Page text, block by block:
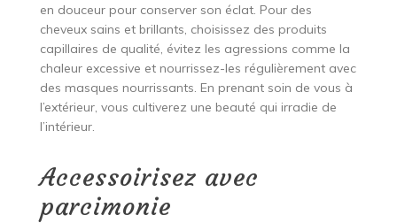
en douceur pour conserver son éclat. Pour des
cheveux sains et brillants, choisissez des produits
capillaires de qualité, évitez les agressions comme la
chaleur excessive et nourrissez-les régulièrement avec
des masques nourrissants. En prenant soin de vous à
l’extérieur, vous cultiverez une beauté qui irradie de
l’intérieur.
Accessoirisez avec
parcimonie